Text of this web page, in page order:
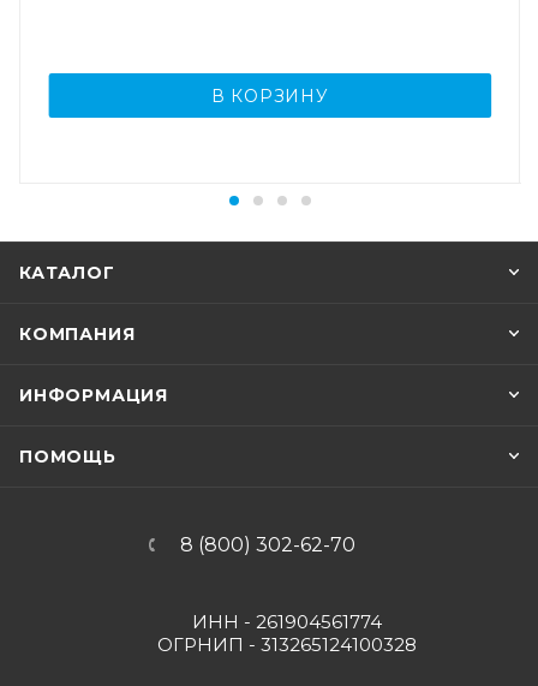
В КОРЗИНУ
КАТАЛОГ
КОМПАНИЯ
ИНФОРМАЦИЯ
ПОМОЩЬ
8 (800) 302-62-70
ИНН - 261904561774
ОГРНИП - 313265124100328